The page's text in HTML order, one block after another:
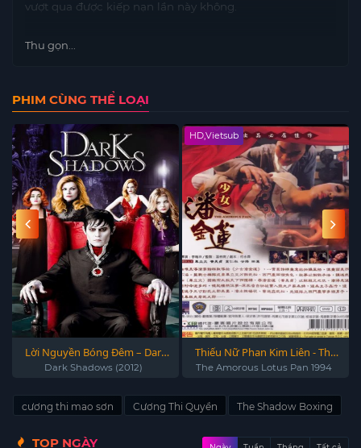
vượt qua được kiếp nạn lần này không.
Thu gọn...
PHIM CÙNG THỂ LOẠI
Lời Nguyền Bóng Đêm – Dark
Shadows (2012)
Dark Shadows (2012)
HD,Vietsub
Thiếu Nữ Phan Kim Liên - The
Amorous Lotus Pan 1994
The Amorous Lotus Pan 1994
cương thi mao sơn Cương Thi Quyền The Shadow Boxing
TOP NGÀY